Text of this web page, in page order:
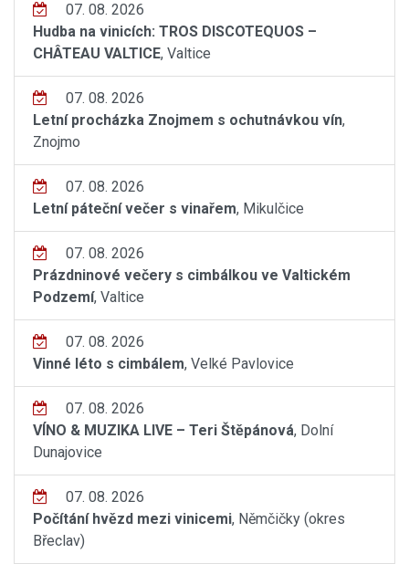
07. 08. 2026
Hudba na vinicích: TROS DISCOTEQUOS –
CHÂTEAU VALTICE, Valtice
07. 08. 2026
Letní procházka Znojmem s ochutnávkou vín,
Znojmo
07. 08. 2026
Letní páteční večer s vinařem, Mikulčice
07. 08. 2026
Prázdninové večery s cimbálkou ve Valtickém
Podzemí, Valtice
07. 08. 2026
Vinné léto s cimbálem, Velké Pavlovice
07. 08. 2026
VÍNO & MUZIKA LIVE – Teri Štěpánová, Dolní
Dunajovice
07. 08. 2026
Počítání hvězd mezi vinicemi, Němčičky (okres
Břeclav)